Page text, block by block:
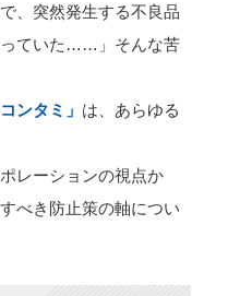
、突然発生する不良品
っていた……」そんな苦
コンタミ」 は、あらゆる
レーションの視点か
べき防止策の軸につい